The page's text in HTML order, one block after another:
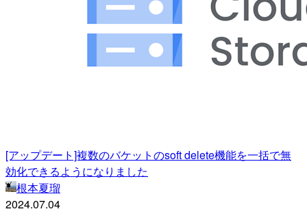
[アップデート]複数のバケットのsoft delete機能を一括で無
効化できるようになりました
根本夏瑠
2024.07.04